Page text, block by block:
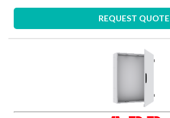
REQUEST QUOTE